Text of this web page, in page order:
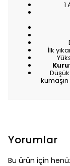
1
İlk
Yorumlar
Bu ürün için